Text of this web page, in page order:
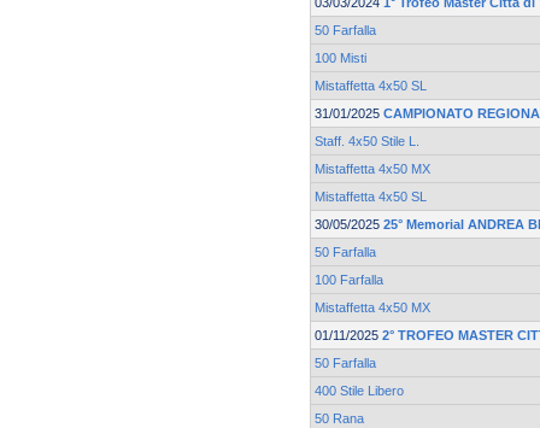
50 Farfalla
100 Misti
Mistaffetta 4x50 SL
31/01/2025 CAMPIONATO
Staff. 4x50 Stile L.
Mistaffetta 4x50 MX
Mistaffetta 4x50 SL
30/05/2025 25° Memorial ANDREA
50 Farfalla
100 Farfalla
Mistaffetta 4x50 MX
01/11/2025 2° TROFEO MASTER
50 Farfalla
400 Stile Libero
50 Rana